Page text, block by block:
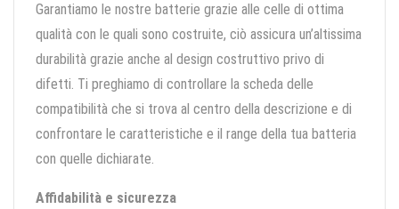
Garantiamo le nostre batterie grazie alle celle di ottima
qualità con le quali sono costruite, ciò assicura un’altissima
durabilità grazie anche al design costruttivo privo di
difetti. Ti preghiamo di controllare la scheda delle
compatibilità che si trova al centro della descrizione e di
confrontare le caratteristiche e il range della tua batteria
con quelle dichiarate.
Affidabilità e sicurezza